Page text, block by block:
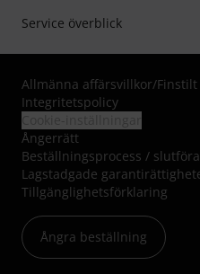
Service överblick
Allmänna affärsvillkor/Finstilt
Integritetspolicy
Ångerrätt
Beställningsprocess /
Lagstadgade
Tillgänglighetsförklaring
Ångra beställning